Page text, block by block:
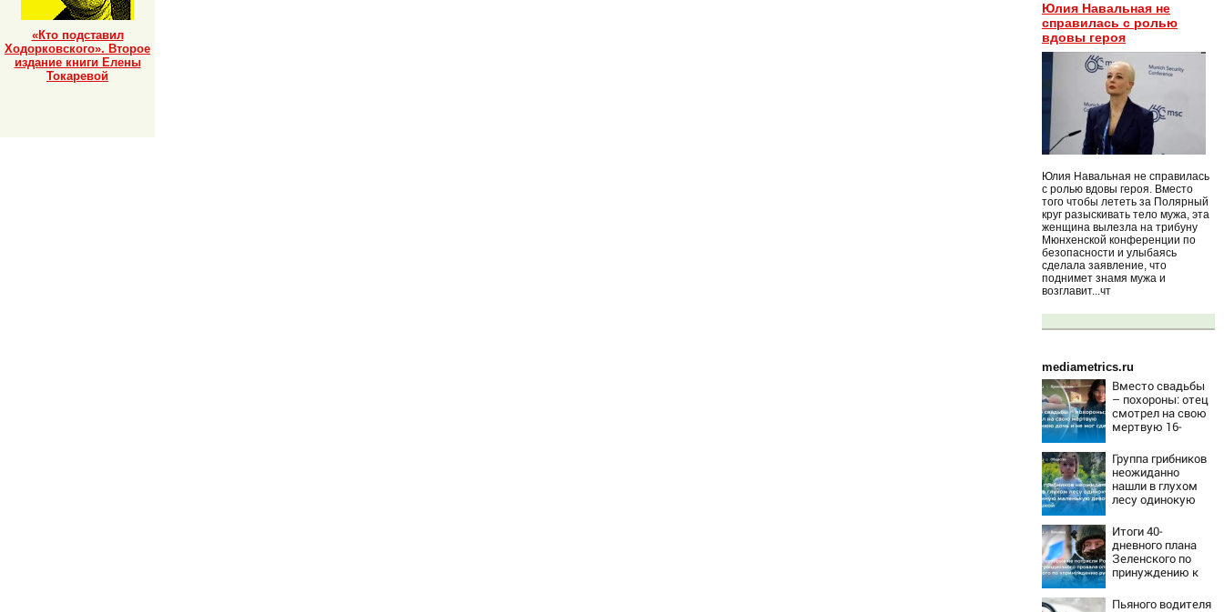
Юлия Навальная не
справилась с ролью
вдовы героя
Юлия Навальная не справилась
с ролью вдовы героя. Вместо
того чтобы лететь за Полярный
круг разыскивать тело мужа, эта
женщина вылезла на трибуну
Мюнхенской конференции по
безопасности и улыбаясь
сделала заявление, что
поднимет знамя мужа и
возглавит...чт
mediametrics.ru
Вместо свадьбы
– похороны: отец
смотрел на свою
мертвую 16-
мог сдержать
слезы
Группа грибников
неожиданно
нашли в глухом
лесу одинокую
маленькую
девочку с
игрушкой
Итоги 40-
дневного плана
Зеленского по
принуждению к
ответила Россия,
Пьяного водителя
«Кто подставил
Ходорковского». Второе
издание книги Елены
Токаревой